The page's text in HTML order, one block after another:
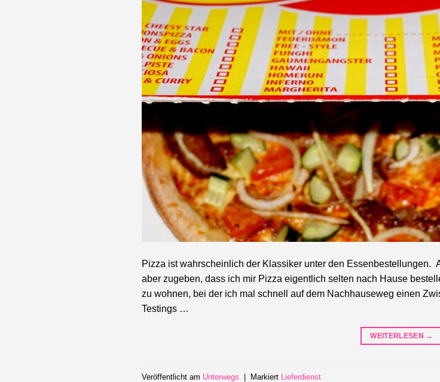
Pizza ist wahrscheinlich der Klassiker unter den Essenbestellungen.
aber zugeben, dass ich mir Pizza eigentlich selten nach Hause
zu wohnen, bei der ich mal schnell auf dem Nachhauseweg einen
Testings …
WEITERLESEN →
Veröffentlicht am Unterwegs | Markiert Lieferdienst